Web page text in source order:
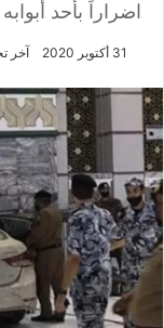
اضراراً بأحد أبوابه
31 أكتوبر 2020 آخر تحديث: